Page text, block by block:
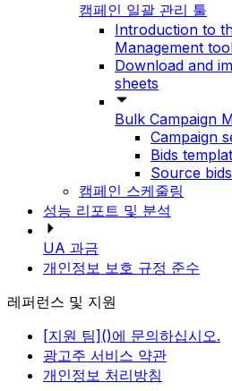
캠페인 일괄 관리 툴
Introduction to
Management
Download and
sheets
Bulk Campaign
Campaign
Bids
Source
캠페인 스케줄링
성능 리포트 및 분석
UA 과금
개인정보 보호 규정 준수
레퍼런스 및 지원
[지원 팀]()에 문의하십시오.
광고주 서비스 약관
개인정보 처리방침